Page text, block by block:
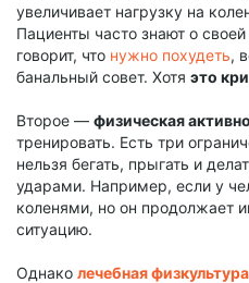
увеличивает нагрузку на
Пациенты часто знают о
говорит, что нужно похудеть,
банальный совет. Хотя это
Второе — физическая
тренировать. Есть три
нельзя бегать, прыгать и
ударами. Например, если у
коленями, но он продолжает
ситуацию.
Однако лечебная физкультура